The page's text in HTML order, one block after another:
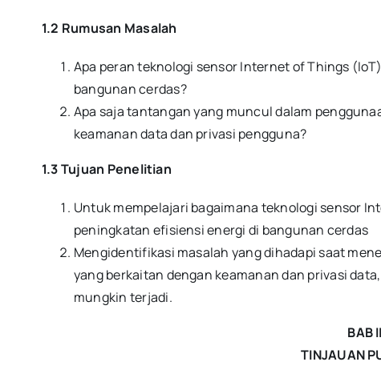
1.2 Rumusan Masalah
Apa peran teknologi sensor Internet of Things
bangunan cerdas?
Apa saja tantangan yang muncul dalam
keamanan data dan privasi pengguna?
1.3 Tujuan Penelitian
Untuk mempelajari bagaimana teknologi sensor
peningkatan efisiensi energi di bangunan cerdas
Mengidentifikasi masalah yang dihadapi saat
yang berkaitan dengan keamanan dan privasi
mungkin terjadi.
BAB II
TINJAUAN